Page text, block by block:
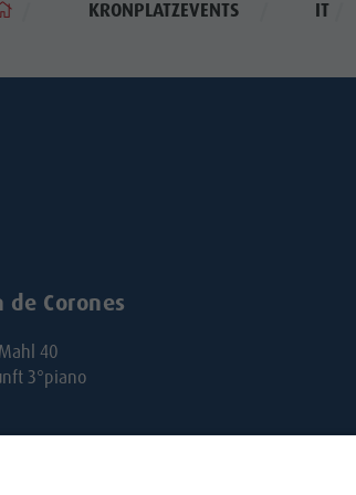
KRONPLATZEVENTS IT
Corones
40
3°piano